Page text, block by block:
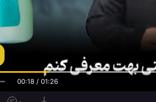
00:19 / 01:26